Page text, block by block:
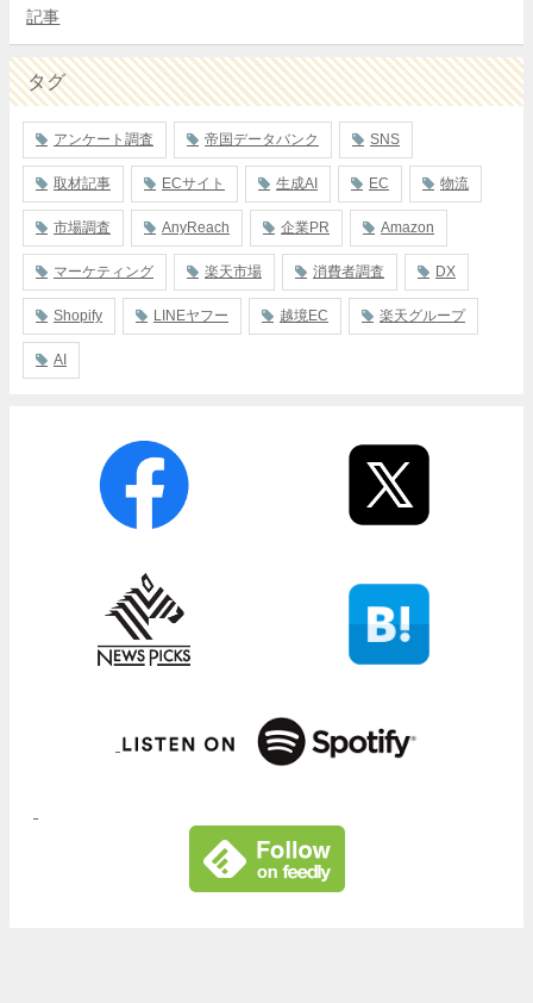
記事
タグ
アンケート調査 帝国データバンク SNS
取材記事 ECサイト 生成AI EC 物流
市場調査 AnyReach 企業PR Amazon
マーケティング 楽天市場 消費者調査 DX
Shopify LINEヤフー 越境EC 楽天グループ
AI